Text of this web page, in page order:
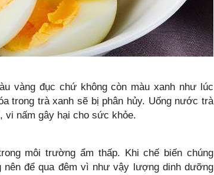
vàng đục chứ không còn màu xanh như lúc
trong trà xanh sẽ bị phân hủy. Uống nước trà
vi nấm gây hại cho sức khỏe.
môi trường ẩm thấp. Khi chế biến chúng
nên để qua đêm vì như vậy lượng dinh dưỡng